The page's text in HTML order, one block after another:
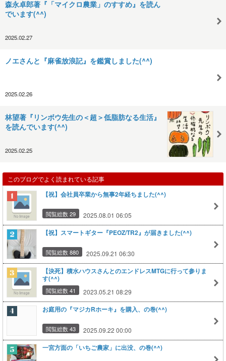
森永卓郎著『「マイクロ農業」のすすめ』を読ん
でいます(^^)
2025.02.27
ノエさんと『麻雀放浪記』を鑑賞しました(^^)
2025.02.26
林望著『リンボウ先生の＜超＞低脂肪なる生活』
を読んでいます(^^)
2025.02.25
このブログでよく読まれている記事
【祝】会社員卒業から無事2年経ちました(^^)
閲覧総数 29 2025.08.01 06:05
【祝】スマートギター『PEOZ/TR2』が届きました(^^)
閲覧総数 880 2025.09.21 06:30
【決死】積水ハウスさんとのエンドレスMTGに行って参りま
す(^^)
閲覧総数 41 2023.05.21 08:29
お庭用の『マジカRホーキ』を購入、の巻(^^)
閲覧総数 43 2025.09.22 00:00
一宮方面の「いちご農家」に出没、の巻(^^)